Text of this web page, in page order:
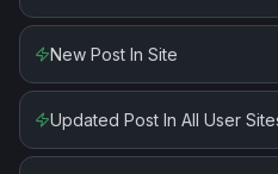
New Post In Site
Updated Post In All User